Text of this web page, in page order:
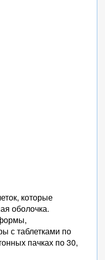
которые
оболочка.
с таблетками по
пачках по 30,